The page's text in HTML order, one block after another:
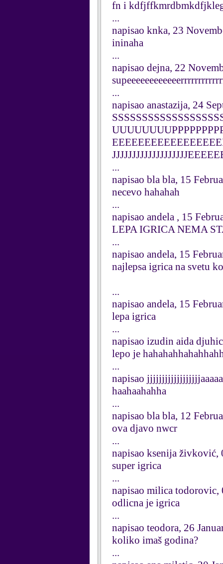
fn i
...
napisao knka, 23
ininaha
...
napisao dejna, 22
...
napisao anastazija, 24
...
napisao bla bla, 15
necevo hahahah
...
napisao andela , 15
LEPA IGRICA NEMA
...
napisao andela, 15
najlepsa igrica na svetu
...
napisao andela, 15
lepa igrica
...
napisao izudin aida
lepo je
...
napisao
haahaahahha
...
napisao bla bla, 12
ova djavo nwcr
...
napisao ksenija živković,
super igrica
...
napisao milica todorovic,
odlicna je igrica
...
napisao teodora, 26
koliko imaš godina?
...